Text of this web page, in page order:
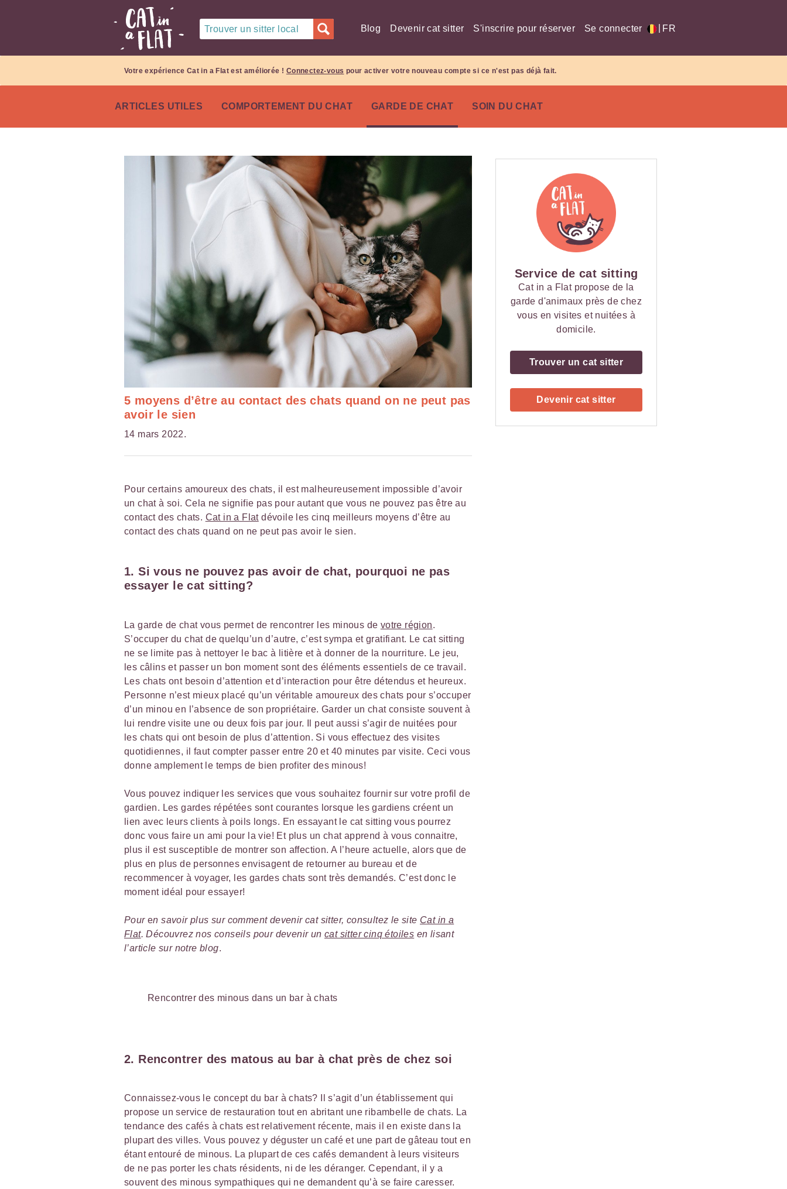
Trouver un sitter local Blog Devenir cat sitter S'inscrire pour réserver Se connecter FR
Votre expérience Cat in a Flat est améliorée ! Connectez-vous pour activer votre nouveau compte si ce n'est pas déjà fait.
ARTICLES UTILES COMPORTEMENT DU CHAT GARDE DE CHAT SOIN DU CHAT
5 moyens d’être au contact des chats quand on ne peut pas
avoir le sien
14 mars 2022.
Pour certains amoureux des chats, il est malheureusement impossible d’avoir
un chat à soi. Cela ne signifie pas pour autant que vous ne pouvez pas être au
contact des chats. Cat in a Flatdévoile les cinq meilleurs moyens d’être au
contact des chats quand on ne peut pas avoir le sien.
1. Si vous ne pouvez pas avoir de chat, pourquoi ne pas
essayer le cat sitting?
La garde de chat vous permet de rencontrer les minous de votre région.
S’occuper du chat de quelqu’un d’autre, c’est sympa et gratifiant. Le cat sitting
ne se limite pas à nettoyer le bac à litière et à donner de la nourriture. Le jeu,
les câlins et passer un bon moment sont des éléments essentiels de ce travail.
Les chats ont besoin d’attention et d’interaction pour être détendus et heureux.
Personne n’est mieux placé qu’un véritable amoureux des chats pour s’occuper
d’un minou en l’absence de son propriétaire. Garder un chat consiste souvent à
lui rendre visite une ou deux fois par jour. Il peut aussi s’agir de nuitées pour
les chats qui ont besoin de plus d’attention. Si vous effectuez des visites
quotidiennes, il faut compter passer entre 20 et 40 minutes par visite. Ceci vous
donne amplement le temps de bien profiter des minous!
Vous pouvez indiquer les services que vous souhaitez fournir sur votre profil de
gardien. Les gardes répétées sont courantes lorsque les gardiens créent un
lien avec leurs clients à poils longs. En essayant le cat sitting vous pourrez
donc vous faire un ami pour la vie! Et plus un chat apprend à vous connaitre,
plus il est susceptible de montrer son affection. A l’heure actuelle, alors que de
plus en plus de personnes envisagent de retourner au bureau et de
recommencer à voyager, les gardes chats sont très demandés. C’est donc le
moment idéal pour essayer!
Pouren savoir plus sur comment devenir cat sitter, consultez le site Cat in a
Flat. Découvrez nos conseils pour devenir uncat sitter cinq étoiles en lisant
l’article sur notre blog.
Rencontrer des minous dans un bar à chats
2. Rencontrer des matous au bar à chat près de chez soi
Connaissez-vous le concept du bar à chats? Il s’agit d’un établissement qui
propose un service de restauration tout en abritant une ribambelle de chats. La
tendance des cafés à chats est relativement récente, mais il en existe dans la
plupart des villes. Vous pouvez y déguster un café et une part de gâteau tout en
étant entouré de minous. La plupart de ces cafés demandent à leurs visiteurs
de ne pas porter les chats résidents, ni de les déranger. Cependant, il y a
souvent des minous sympathiques qui ne demandent qu’à se faire caresser.
Service de cat sitting
Cat in a Flat propose de la
garde d'animaux près de chez
vous en visites et nuitées à
domicile.
Trouver un cat sitter
Devenir cat sitter